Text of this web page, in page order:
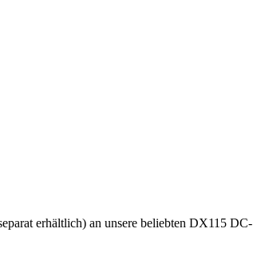
erhältlich) an unsere beliebten DX115 DC-